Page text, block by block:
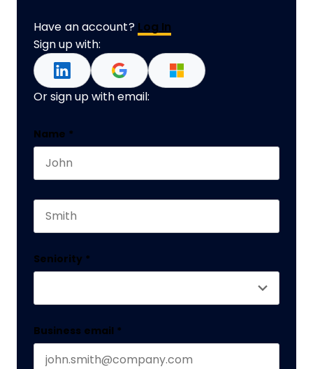
Have an account? Log In
Sign up with:
Or sign up with email:
Company
Name *
Seniority *
Business email *